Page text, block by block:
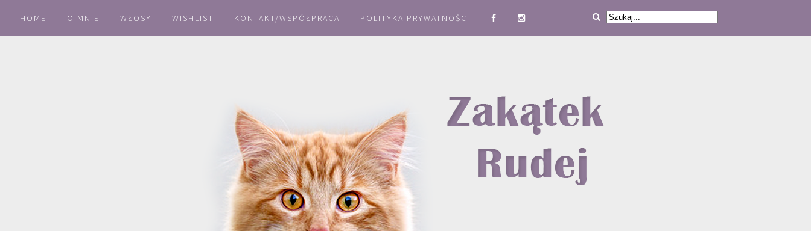
HOME O MNIE WŁOSY WISHLIST KONTAKT/WSPÓŁPRACA POLITYKA PRYWATNOŚCI